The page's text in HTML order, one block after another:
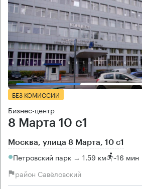
БЕЗ КОМИССИИ
Бизнес-центр
8 Марта 10 с1
Москва, улица 8 Марта, 10 с1
Петровский парк → 1.59 км ~16 мин
район Савёловский